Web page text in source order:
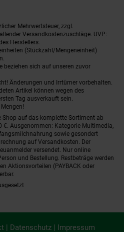
Mehrwertsteuer, zzgl.
Versandkostenzuschläge. UVP:
Herstellers.
(Stückzahl/Mengeneinheit)
beziehen sich auf unseren zuvor
Änderungen und Irrtümer vorbehalten.
Artikel können wegen des
Tag ausverkauft sein.
auf das komplette Sortiment ab
€. Ausgenommen: Kategorie Multimedia,
sowie gesondert
auf Versandkosten. Der
versendet. Nur online
und Bestellung. Restbeträge werden
Aktionsvorteilen (PAYBACK oder
| Datenschutz | Impressum